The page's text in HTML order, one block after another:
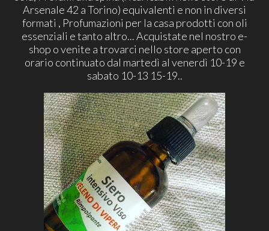
Arsenale 42 a Torino) equivalenti e non in diversi
formati , Profumazioni per la casa prodotti con oli
essenziali e tanto altro... Acquistate nel nostro e-
shop o venite a trovarci nello store aperto con
orario continuato dal martedì al venerdì 10-19 e
sabato 10-13 15-19..